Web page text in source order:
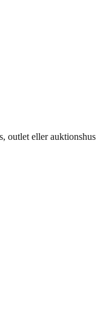
outlet eller auktionshus